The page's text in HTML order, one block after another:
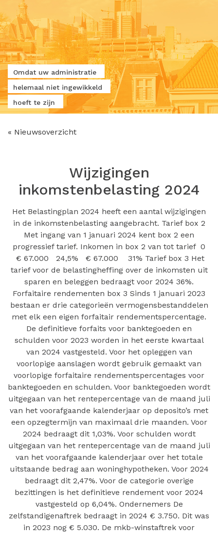
Omdat uw administratie
helemaal niet ingewikkeld
hoeft te zijn
« Nieuwsoverzicht
Wijzigingen
inkomstenbelasting 2024
Het Belastingplan 2024 heeft een aantal wijzigingen
in de inkomstenbelasting aangebracht. Tarief box 2
Met ingang van 1 januari 2024 kent box 2 een
progressief tarief. Inkomen in box 2 van tot tarief 0
€ 67.000 24,5% € 67.000 31% Tarief box 3 Het
tarief voor de belastingheffing over de inkomsten uit
sparen en beleggen bedraagt voor 2024 36%.
Forfaitaire rendementen box 3 Sinds 1 januari 2023
bestaan er drie categorieën vermogensbestanddelen
met elk een eigen forfaitair rendementspercentage.
De definitieve forfaits voor banktegoeden en
schulden voor 2023 worden in het eerste kwartaal
van 2024 vastgesteld. Voor het opleggen van
voorlopige aanslagen wordt gebruik gemaakt van
voorlopige forfaitaire rendementspercentages voor
banktegoeden en schulden. Voor banktegoeden wordt
uitgegaan van het rentepercentage van de maand juli
van het voorafgaande kalenderjaar op deposito’s met
een opzegtermijn van maximaal drie maanden. Voor
2024 bedraagt dit 1,03%. Voor schulden wordt
uitgegaan van het rentepercentage van de maand juli
van het voorafgaande kalenderjaar over het totale
uitstaande bedrag aan woninghypotheken. Voor 2024
bedraagt dit 2,47%. Voor de categorie overige
bezittingen is het definitieve rendement voor 2024
vastgesteld op 6,04%. Ondernemers De
zelfstandigenaftrek bedraagt in 2024 € 3.750. Dit was
in 2023 nog € 5.030. De mkb-winstaftrek voor